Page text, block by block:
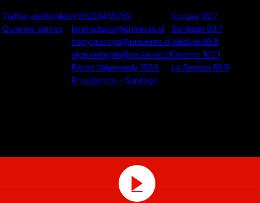
Tarifas electorales
Quienes somos
+56223456789
lorena.tapia@universo.cl
fredy.quiroga@universo.cl
olga.venegas@universo.cl
Pérez Valenzuela 1620.
Providencia - Santiago.
Iquique 92.7
Santiago 93.7
Valdivia 99.9
Osorno 102.1
La Serena 92.9